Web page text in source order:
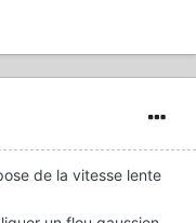
de la vitesse lente